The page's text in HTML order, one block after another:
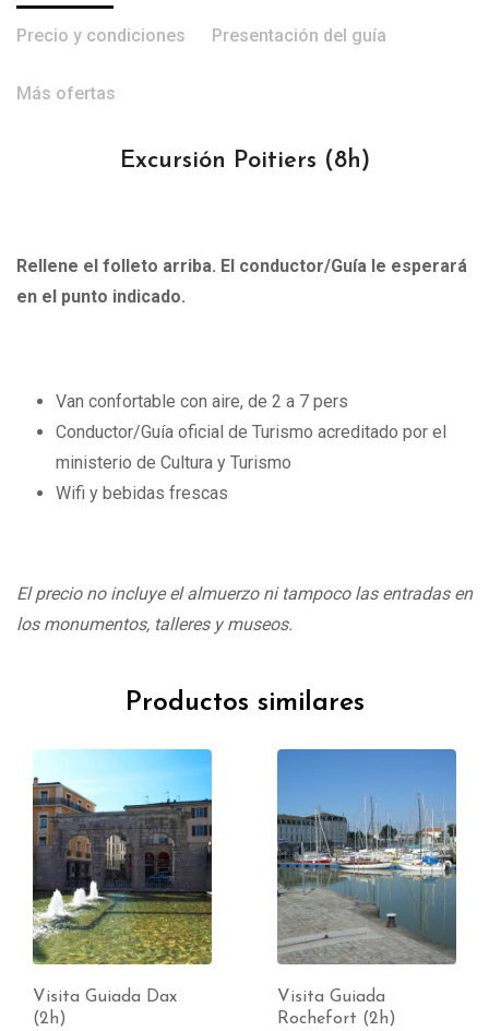
Precio y condiciones Presentación del guía
Más ofertas
Excursión Poitiers (8h)
Rellene el folleto arriba. El conductor/Guía le esperará
en el punto indicado.
Van confortable con aire, de 2 a 7 pers
Conductor/Guía oficial de Turismo acreditado por el
ministerio de Cultura y Turismo
Wifi y bebidas frescas
El precio no incluye el almuerzo ni tampoco las entradas en
los monumentos, talleres y museos.
Productos similares
Visita Guiada Dax
(2h)
Visita Guiada
Rochefort (2h)